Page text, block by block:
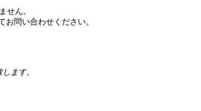
せん。
お問い合わせください。
ます。